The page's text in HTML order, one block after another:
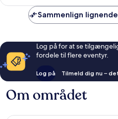
Sammenlign
Log på for at se
fordele til flere eventyr.
Log på Tilmeld dig nu –
Om området